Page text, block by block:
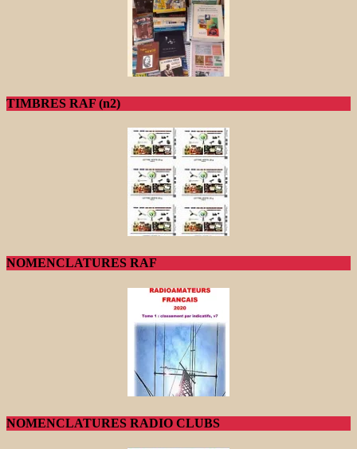
TIMBRES RAF (n2)
NOMENCLATURES RAF
NOMENCLATURES RADIO CLUBS